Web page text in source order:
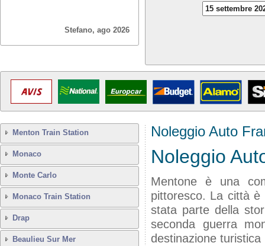
Stefano, ago 2026
Menton Train Station
Monaco
Monte Carlo
Monaco Train Station
Drap
Beaulieu Sur Mer
Noleggio Auto
Noleggio
Mentone è una
pittoresco. La città
stata parte della
seconda guerra
destinazione